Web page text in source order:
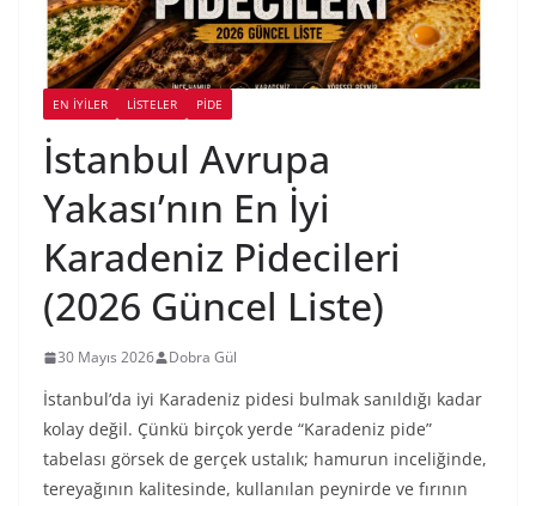
EN İYILER LİSTELER PIDE
İstanbul Avrupa
Yakası’nın En İyi
Karadeniz Pidecileri
(2026 Güncel Liste)
30 Mayıs 2026 Dobra Gül
İstanbul’da iyi Karadeniz pidesi bulmak sanıldığı kadar
kolay değil. Çünkü birçok yerde “Karadeniz pide”
tabelası görsek de gerçek ustalık; hamurun inceliğinde,
tereyağının kalitesinde, kullanılan peynirde ve fırının